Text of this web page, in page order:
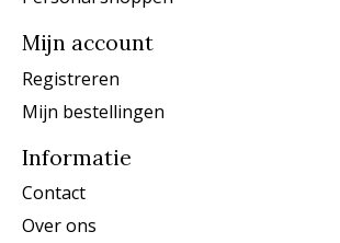
Mijn account
Registreren
Mijn bestellingen
Informatie
Contact
Over ons